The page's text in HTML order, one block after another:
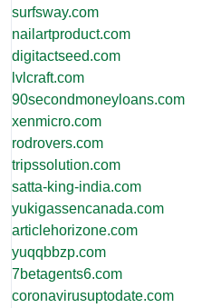
surfsway.com
nailartproduct.com
digitactseed.com
lvlcraft.com
90secondmoneyloans.com
xenmicro.com
rodrovers.com
tripssolution.com
satta-king-india.com
yukigassencanada.com
articlehorizone.com
yuqqbbzp.com
7betagents6.com
coronavirusuptodate.com